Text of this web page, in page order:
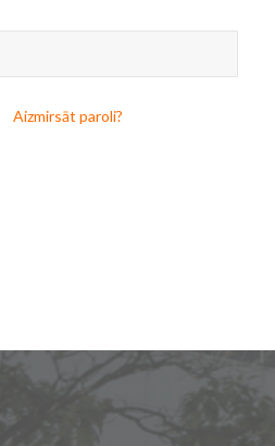
Aizmirsāt paroli?